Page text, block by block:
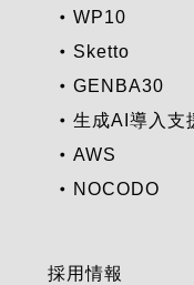
WP10
Sketto
GENBA30
生成AI導入支
AWS
NOCODO
採用情報